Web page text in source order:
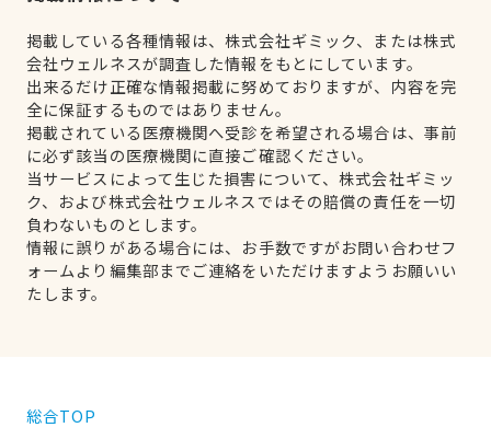
掲載している各種情報は、株式会社ギミック、または株式
会社ウェルネスが調査した情報をもとにしています。
出来るだけ正確な情報掲載に努めておりますが、内容を完
全に保証するものではありません。
掲載されている医療機関へ受診を希望される場合は、事前
に必ず該当の医療機関に直接ご確認ください。
当サービスによって生じた損害について、株式会社ギミッ
ク、および株式会社ウェルネスではその賠償の責任を一切
負わないものとします。
情報に誤りがある場合には、お手数ですがお問い合わせフ
ォームより編集部までご連絡をいただけますようお願いい
たします。
総合TOP